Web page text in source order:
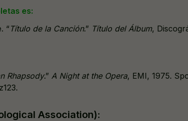
es:
“Título de la Canción.” Título del Álbum,
Rhapsody.” A Night at the Opera, EMI, 1975.
Association):